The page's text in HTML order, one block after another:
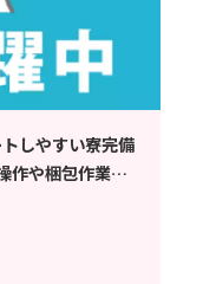
しやすい寮完備
作や梱包作業も
市/シフト休み